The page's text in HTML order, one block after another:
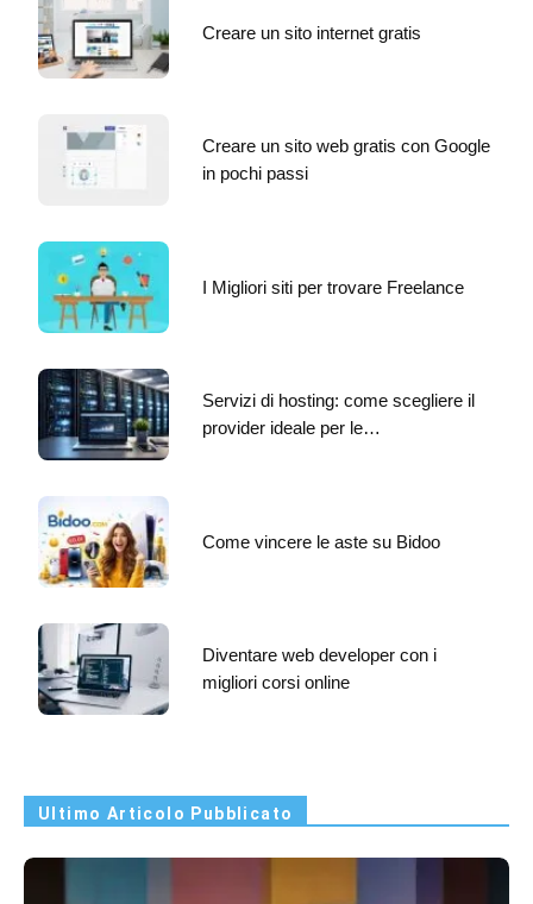
Creare un sito internet gratis
Creare un sito web gratis con Google
in pochi passi
I Migliori siti per trovare Freelance
Servizi di hosting: come scegliere il
provider ideale per le…
Come vincere le aste su Bidoo
Diventare web developer con i
migliori corsi online
Ultimo Articolo Pubblicato